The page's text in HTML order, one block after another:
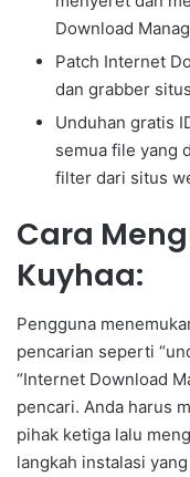
Download
Patch Internet
dan grabber
Unduhan gratis
semua file yang
filter dari situs
Cara
Kuyhaa:
Pengguna
pencarian seperti
“Internet Download
pencari. Anda harus
pihak ketiga lalu
langkah instalasi